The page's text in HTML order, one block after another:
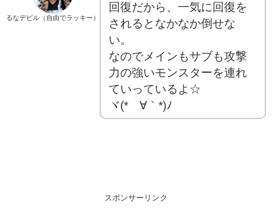
るなデビル（自由でラッキー）
回復だから、一気に回復を
されるとなかなか倒せな
い。
なのでメインもサブも攻撃
力の強いモンスターを連れ
ていっているよ☆
ヾ(*´∀｀*)ﾉ
スポンサーリンク